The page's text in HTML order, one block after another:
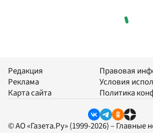
Редакция
Реклама
Карта сайта
Правовая
Условия
Политика
© АО «Газета.Ру» (1999-2026) – Главные